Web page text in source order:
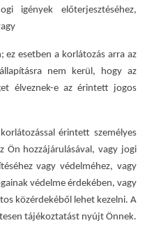
igények előterjesztéséhez,
ez esetben a korlátozás arra az
nem kerül, hogy az
élveznek-e az érintett jogos
érintett személyes
Ön hozzájárulásával, vagy jogi
vagy védelméhez, vagy
védelme érdekében, vagy
közérdekéből lehet kezelni. A
tájékoztatást nyújt Önnek.